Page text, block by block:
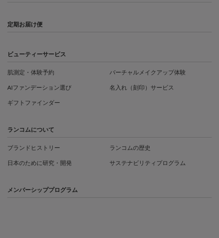
定期お届け便
ビューティーサービス
肌測定・体験予約 バーチャルメイクアップ体験
AIファンデーション選び 名入れ（刻印）サービス
ギフトファインダー
ランコムについて
ブランドヒストリー ランコムの歴史
日本のために研究・開発 サステナビリティプログラム
メンバーシッププログラム